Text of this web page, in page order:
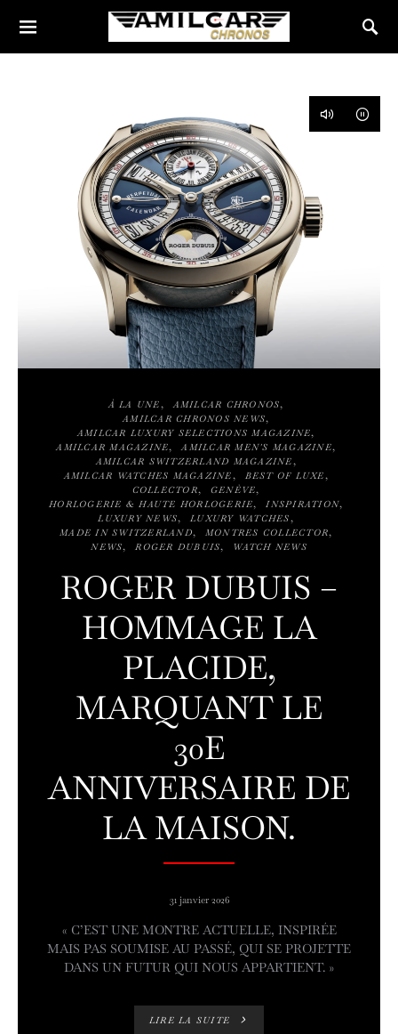
À LA UNE
AMILCAR CHRONOS
AMILCAR CHRONOS NEWS
AMILCAR LUXURY SELECTIONS MAGAZINE
AMILCAR MAGAZINE
AMILCAR MEN'S MAGAZINE
AMILCAR SWITZERLAND MAGAZINE
AMILCAR WATCHES MAGAZINE
BEST OF LUXE
COLLECTOR
GENÈVE
HORLOGERIE & HAUTE HORLOGERIE
INSPIRATION
LUXURY NEWS
LUXURY WATCHES
MADE IN SWITZERLAND
MONTRES COLLECTOR
NEWS
ROGER DUBUIS WATCH NEWS
ROGER DUBUIS –
HOMMAGE LA
PLACIDE,
MARQUANT LE
30E
ANNIVERSAIRE DE
LA MAISON.
31 janvier 2026
« C’EST UNE MONTRE ACTUELLE, INSPIRÉE
MAIS PAS SOUMISE AU PASSÉ, QUI SE PROJETTE
DANS UN FUTUR QUI NOUS APPARTIENT. »
LIRE LA SUITE